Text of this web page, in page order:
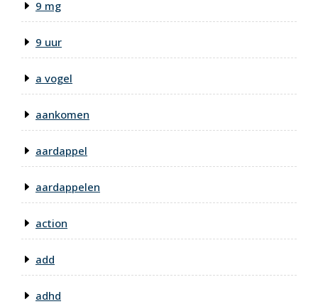
9 mg
9 uur
a vogel
aankomen
aardappel
aardappelen
action
add
adhd